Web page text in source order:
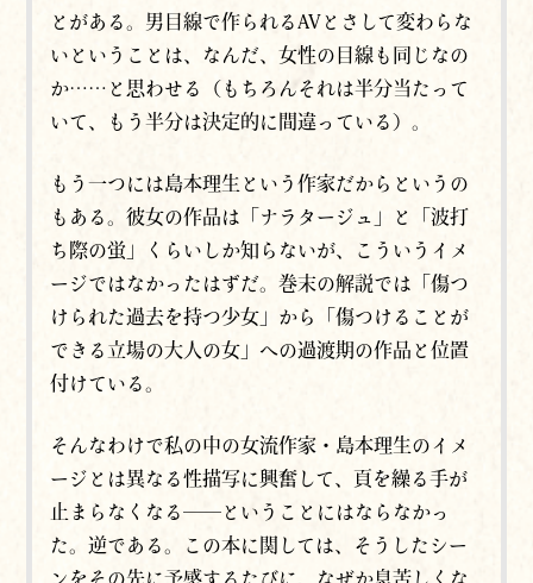
とがある。男目線で作られるAVとさして変わらな
いということは、なんだ、女性の目線も同じなの
か……と思わせる（もちろんそれは半分当たって
いて、もう半分は決定的に間違っている）。
もう一つには島本理生という作家だからというの
もある。彼女の作品は「ナラタージュ」と「波打
ち際の蛍」くらいしか知らないが、こういうイメ
ージではなかったはずだ。巻末の解説では「傷つ
けられた過去を持つ少女」から「傷つけることが
できる立場の大人の女」への過渡期の作品と位置
付けている。
そんなわけで私の中の女流作家・島本理生のイメ
ージとは異なる性描写に興奮して、頁を繰る手が
止まらなくなる──ということにはならなかっ
た。逆である。この本に関しては、そうしたシー
ンをその先に予感するたびに、なぜか息苦しくな